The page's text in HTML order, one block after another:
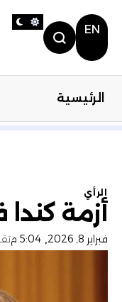
EN
الرئيسية
الرأي
أزمة
فبراير 8, 2026 , 5:04 م